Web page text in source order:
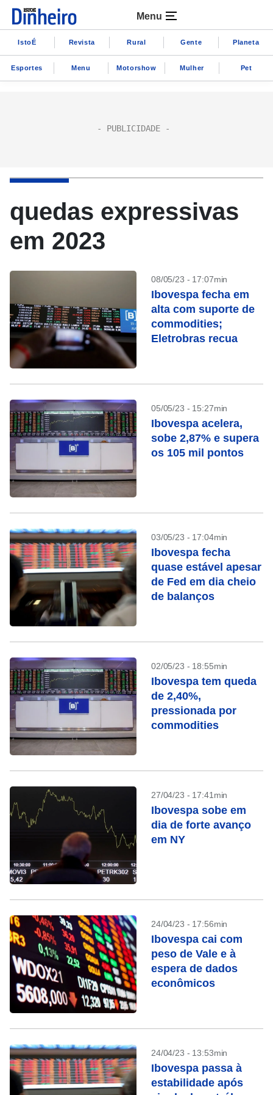
Menu
IstoÉ Revista Rural Gente Planeta
Esportes Menu Motorshow Mulher Pet
quedas expressivas
em 2023
08/05/23 - 17:07min
Ibovespa fecha em
alta com suporte de
commodities;
Eletrobras recua
05/05/23 - 15:27min
Ibovespa acelera,
sobe 2,87% e supera
os 105 mil pontos
03/05/23 - 17:04min
Ibovespa fecha
quase estável apesar
de Fed em dia cheio
de balanços
02/05/23 - 18:55min
Ibovespa tem queda
de 2,40%,
pressionada por
commodities
27/04/23 - 17:41min
Ibovespa sobe em
dia de forte avanço
em NY
24/04/23 - 17:56min
Ibovespa cai com
peso de Vale e à
espera de dados
econômicos
24/04/23 - 13:53min
Ibovespa passa à
estabilidade após